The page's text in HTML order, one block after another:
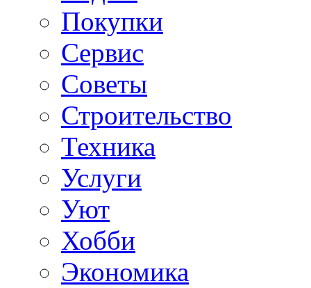
Покупки
Сервис
Советы
Строительство
Техника
Услуги
Уют
Хобби
Экономика